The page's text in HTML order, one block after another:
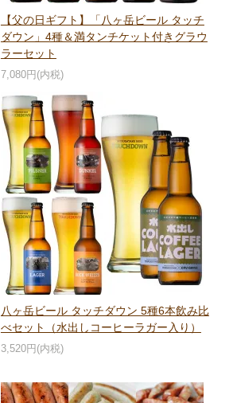
【父の日ギフト】「八ヶ岳ビール タッチ
ダウン」4種＆満タンチケット付きグラウ
ラーセット
7,080円(内税)
八ヶ岳ビール タッチダウン 5種6本飲み比
べセット（水出しコーヒーラガー入り）
3,520円(内税)